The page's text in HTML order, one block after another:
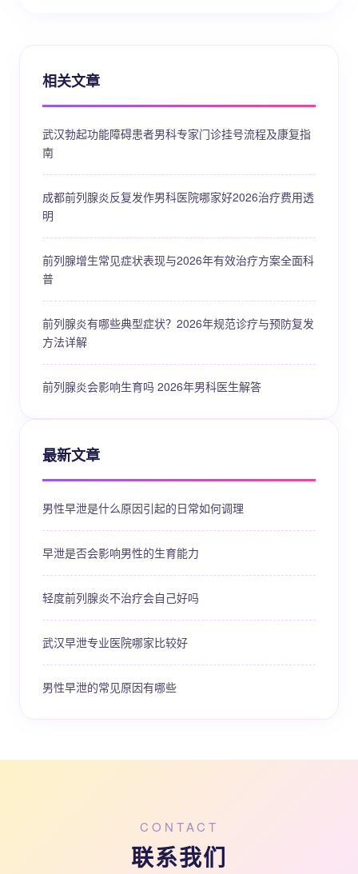
相关文章
武汉勃起功能障碍患者男科专家门诊挂号流程及康复指
南
成都前列腺炎反复发作男科医院哪家好2026治疗费用透
明
前列腺增生常见症状表现与2026年有效治疗方案全面科
普
前列腺炎有哪些典型症状？2026年规范诊疗与预防复发
方法详解
前列腺炎会影响生育吗 2026年男科医生解答
最新文章
男性早泄是什么原因引起的日常如何调理
早泄是否会影响男性的生育能力
轻度前列腺炎不治疗会自己好吗
武汉早泄专业医院哪家比较好
男性早泄的常见原因有哪些
CONTACT
联系我们